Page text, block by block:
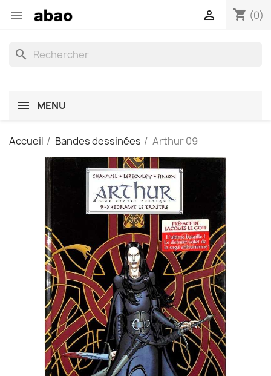
 shopping_cart (0)

search
MENU
Accueil Bandes dessinées Arthur 09